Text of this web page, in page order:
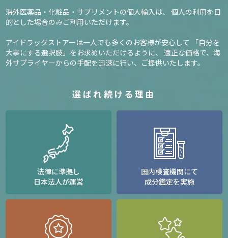
海外医薬品・化粧品・サプリメントの個人輸入は、
個人の利用を目
的とした場合のみご利用いただけます。
アイドラッグストアーは一人でも多くのお客様が安心して
「自分を
大事にする選択肢」をお求めいただけるように、
適正な価格で、海
外サプライヤーからの手配を迅速に行い、ご提供いたします。
選ばれ続ける理由
法律に準拠し
日本法人が運営
国内検査機関にて
成分鑑定を実施